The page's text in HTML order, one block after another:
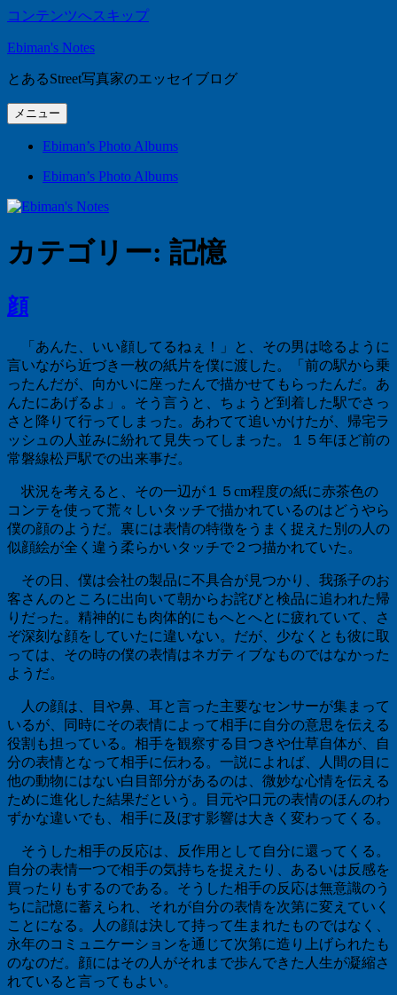
コンテンツへスキップ
Ebiman's Notes
とあるStreet写真家のエッセイブログ
メニュー
Ebiman’s Photo Albums
Ebiman’s Photo Albums
カテゴリー: 記憶
顔
「あんた、いい顔してるねぇ！」と、その男は唸るように
言いながら近づき一枚の紙片を僕に渡した。「前の駅から乗
ったんだが、向かいに座ったんで描かせてもらったんだ。あ
んたにあげるよ」。そう言うと、ちょうど到着した駅でさっ
さと降りて行ってしまった。あわてて追いかけたが、帰宅ラ
ッシュの人並みに紛れて見失ってしまった。１５年ほど前の
常磐線松戸駅での出来事だ。
状況を考えると、その一辺が１５cm程度の紙に赤茶色の
コンテを使って荒々しいタッチで描かれているのはどうやら
僕の顔のようだ。裏には表情の特徴をうまく捉えた別の人の
似顔絵が全く違う柔らかいタッチで２つ描かれていた。
その日、僕は会社の製品に不具合が見つかり、我孫子のお
客さんのところに出向いて朝からお詫びと検品に追われた帰
りだった。精神的にも肉体的にもへとへとに疲れていて、さ
ぞ深刻な顔をしていたに違いない。だが、少なくとも彼に取
っては、その時の僕の表情はネガティブなものではなかった
ようだ。
人の顔は、目や鼻、耳と言った主要なセンサーが集まって
いるが、同時にその表情によって相手に自分の意思を伝える
役割も担っている。相手を観察する目つきや仕草自体が、自
分の表情となって相手に伝わる。一説によれば、人間の目に
他の動物にはない白目部分があるのは、微妙な心情を伝える
ために進化した結果だという。目元や口元の表情のほんのわ
ずかな違いでも、相手に及ぼす影響は大きく変わってくる。
そうした相手の反応は、反作用として自分に還ってくる。
自分の表情一つで相手の気持ちを捉えたり、あるいは反感を
買ったりもするのである。そうした相手の反応は無意識のう
ちに記憶に蓄えられ、それが自分の表情を次第に変えていく
ことになる。人の顔は決して持って生まれたものではなく、
永年のコミュニケーションを通じて次第に造り上げられたも
のなのだ。顔にはその人がそれまで歩んできた人生が凝縮さ
れていると言ってもよい。